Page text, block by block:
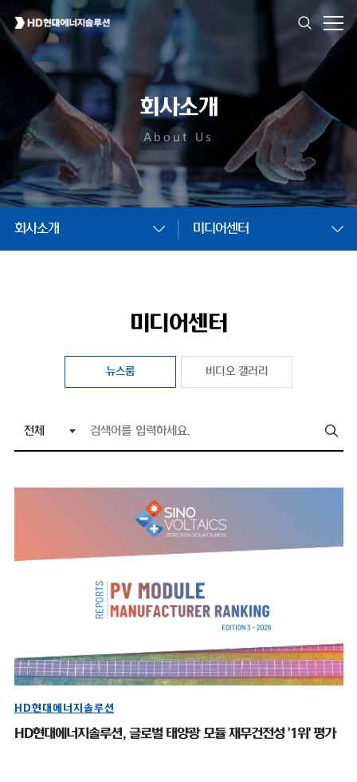
회사소개
About Us
회사소개 미디어센터
미디어센터
뉴스룸 비디오 갤러리
HD현대에너지솔루션
HD현대에너지솔루션, 글로벌 태양광 모듈 재무건전성 '1위' 평가